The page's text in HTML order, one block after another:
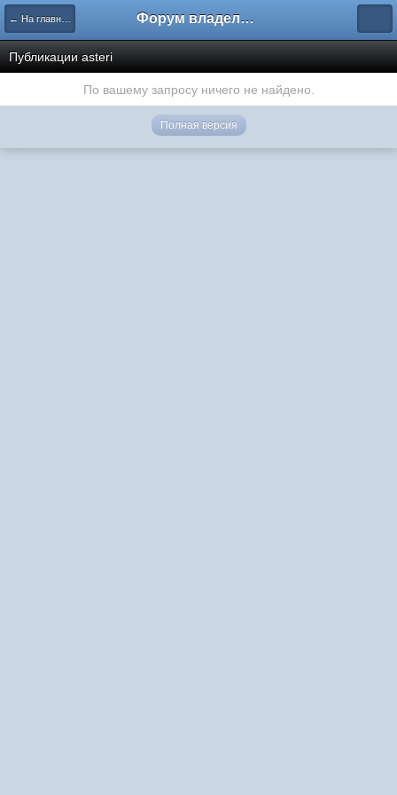
← На главную Форум владельцев интернет-магазинов
Публикации asteri
По вашему запросу ничего не найдено.
Полная версия